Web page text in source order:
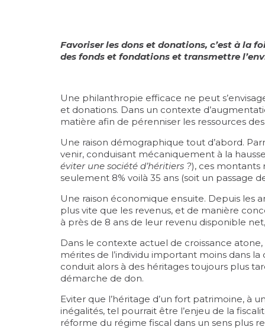
Favoriser les dons et donations, c’est à la
des fonds et fondations et transmettre
Une philanthropie efficace ne peut
et donations. Dans un contexte
matière afin de pérenniser les ressources
Une raison démographique tout d’abord.
venir, conduisant mécaniquement à la
éviter une société d’héritiers ?), ces montants
seulement 8% voilà 35 ans (soit un passage
Une raison économique ensuite. Depuis les
plus vite que les revenus, et de manière
à près de 8 ans de leur revenu disponible
Dans le contexte actuel de croissance
mérites de l’individu important moins dans
conduit alors à des héritages toujours plus
démarche de don.
Eviter que l’héritage d’un fort patrimoine, à
inégalités, tel pourrait être l’enjeu de la
réforme du régime fiscal dans un sens plus